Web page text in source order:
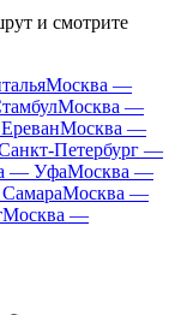
и смотрите
Москва —
Москва —
Москва —
Петербург —
— УфаМосква —
Москва —
Москва —